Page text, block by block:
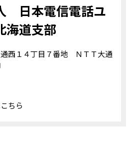
日本電信電話ユ
道支部
西１４丁目７番地 ＮＴＴ大通
ちら